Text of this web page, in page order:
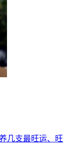
几支最旺运、旺